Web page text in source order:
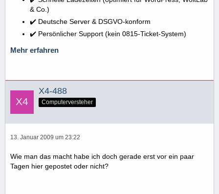
& Co.)
✔️ Deutsche Server & DSGVO-konform
✔️ Persönlicher Support (kein 0815-Ticket-System)
Mehr erfahren
X4-488
Computerversteher
13. Januar 2009 um 23:22
Wie man das macht habe ich doch gerade erst vor ein paar
Tagen hier gepostet oder nicht?